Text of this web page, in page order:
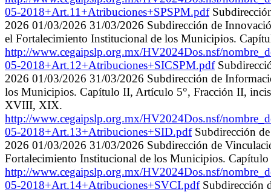
05-2018+Art.11+Atribuciones+SPSPM.pdf
2026 01/03/2026 31/03/2026 Subdirección de
el Fortalecimiento Institucional de los Municipios.
http://www.cegaipslp.org.mx/HV2024Dos.nsf/
05-2018+Art.12+Atribuciones+SICSPM.pdf
2026 01/03/2026 31/03/2026 Subdirección de
los Municipios. Capítulo II, Artículo 5°, Fracción II,
XVIII, XIX.
http://www.cegaipslp.org.mx/HV2024Dos.nsf/
05-2018+Art.13+Atribuciones+SID.pdfSubdirección
2026 01/03/2026 31/03/2026 Subdirección de
Fortalecimiento Institucional de los Municipios.
http://www.cegaipslp.org.mx/HV2024Dos.nsf/
05-2018+Art.14+Atribuciones+SVCI.pdfSubdirección